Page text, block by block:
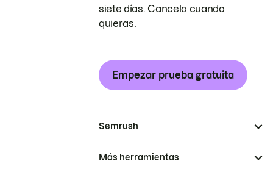
siete días. Cancela cuando
quieras.
Empezar prueba gratuita
Semrush
Más herramientas